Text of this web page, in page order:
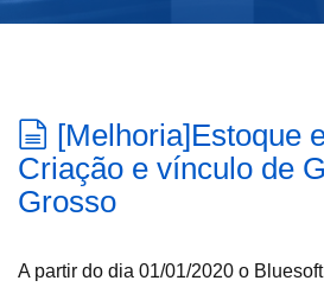
[Melhoria]Estoque
Criação e vínculo de
Grosso
A partir do dia 01/01/2020 o